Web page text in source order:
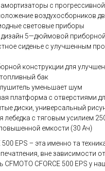
c
воздухосборников
световые приборы
5—дюймовой приборной
сиденье с улучшенным
конструкции для
бак
уменьшает шум
платформа с отверстиями
диски, универсальный
лебедка с тяговым усилием
емкости (30 Ач)
500 EPS – эта именно та
вне зависимости
CFORCE 500 EPS у